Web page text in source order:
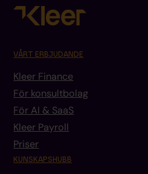
VÅRT ERBJUDANDE
Kleer Finance
För konsultbolag
För AI & SaaS
Kleer Payroll
Priser
KUNSKAPSHUBB